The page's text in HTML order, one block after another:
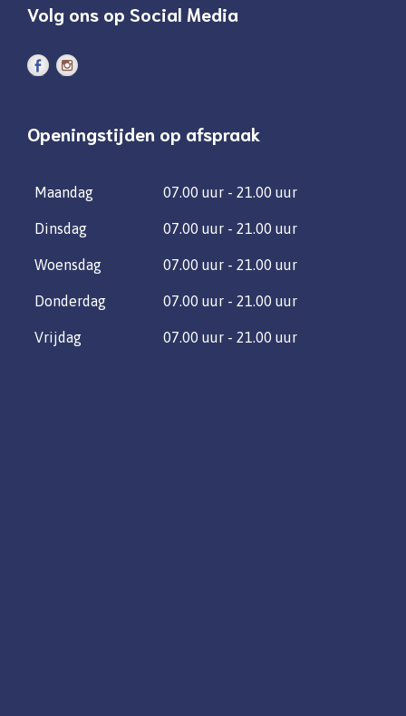
Volg ons op Social Media
Openingstijden op afspraak
Maandag 07.00 uur - 21.00 uur
Dinsdag 07.00 uur - 21.00 uur
Woensdag 07.00 uur - 21.00 uur
Donderdag 07.00 uur - 21.00 uur
Vrijdag 07.00 uur - 21.00 uur